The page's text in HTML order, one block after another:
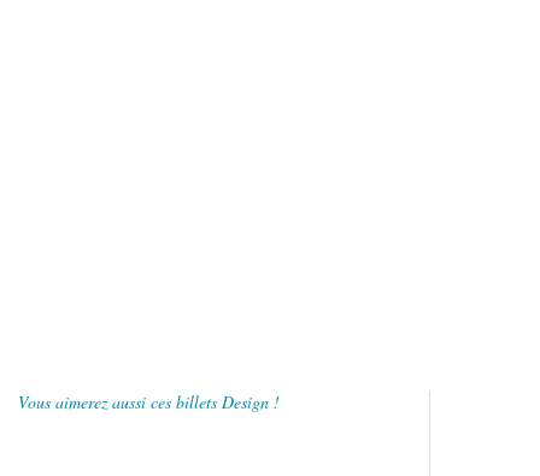
Vous aimerez aussi ces billets Design !